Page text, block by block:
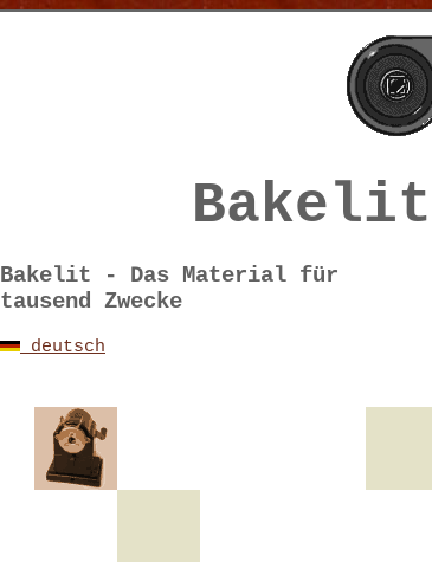
Bakelit
Bakelit - Das Material für
tausend Zwecke
deutsch